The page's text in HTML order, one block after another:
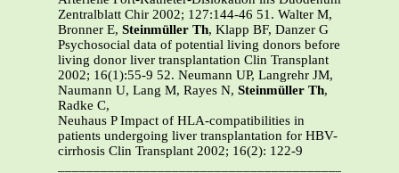
Zentralblatt Chir 2002; 127:144-46 51. Walter M,
Bronner E, Steinmüller Th, Klapp BF, Danzer G
Psychosocial data of potential living donors before
living donor liver transplantation Clin Transplant
2002; 16(1):55-9 52. Neumann UP, Langrehr JM,
Naumann U, Lang M, Rayes N, Steinmüller Th,
Radke C,
Neuhaus P Impact of HLA-compatibilities in
patients undergoing liver transplantation for HBV-
cirrhosis Clin Transplant 2002; 16(2): 122-9